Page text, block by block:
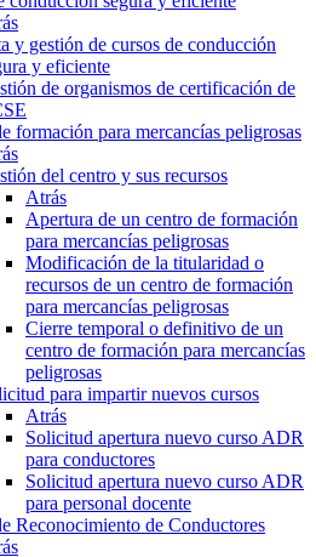
y gestión de cursos de conducción
y eficiente
de organismos de certificación de
formación para mercancías peligrosas
del centro y sus recursos
Atrás
Apertura de un centro de formación
para mercancías peligrosas
Modificación de la titularidad o
recursos de un centro de formación
para mercancías peligrosas
Cierre temporal o definitivo de un
centro de formación para mercancías
peligrosas
para impartir nuevos cursos
Atrás
Solicitud apertura nuevo curso ADR
para conductores
Solicitud apertura nuevo curso ADR
para personal docente
Reconocimiento de Conductores